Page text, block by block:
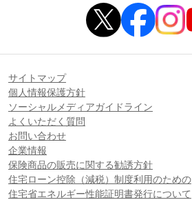
サイトマップ
個人情報保護方針
ソーシャルメディアガイドライン
よくいただく質問
お問い合わせ
企業情報
保険商品の販売に関する勧誘方針
住宅ローン控除（減税）制度利用のための
住宅省エネルギー性能証明書発行について